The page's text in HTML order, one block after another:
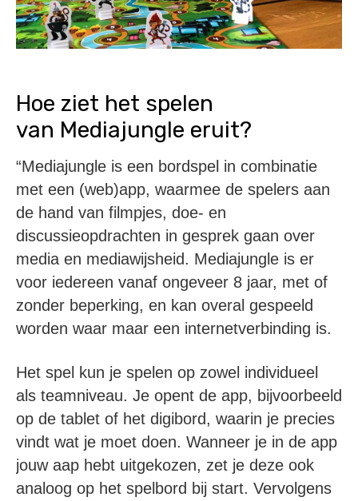
Hoe ziet het spelen
van Mediajungle eruit?
“Mediajungle is een bordspel in combinatie
met een (web)app, waarmee de spelers aan
de hand van filmpjes, doe- en
discussieopdrachten in gesprek gaan over
media en mediawijsheid. Mediajungle is er
voor iedereen vanaf ongeveer 8 jaar, met of
zonder beperking, en kan overal gespeeld
worden waar maar een internetverbinding is.
Het spel kun je spelen op zowel individueel
als teamniveau. Je opent de app, bijvoorbeeld
op de tablet of het digibord, waarin je precies
vindt wat je moet doen. Wanneer je in de app
jouw aap hebt uitgekozen, zet je deze ook
analoog op het spelbord bij start. Vervolgens